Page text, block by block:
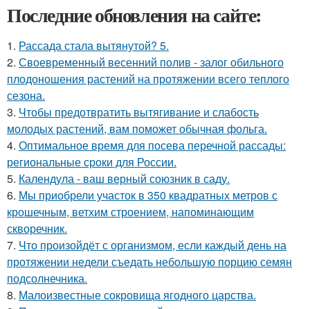
Последние обновления на сайте:
1. Рассада стала вытянутой? 5.
2. Своевременный весенний полив - залог обильного
плодоношения растений на протяжении всего теплого
сезона.
3. Чтобы предотвратить вытягивание и слабость
молодых растений, вам поможет обычная фольга.
4. Оптимальное время для посева перечной рассады:
региональные сроки для России.
5. Календула - ваш верный союзник в саду.
6. Мы приобрели участок в 350 квадратных метров с
крошечным, ветхим строением, напоминающим
скворечник.
7. Что произойдёт с организмом, если каждый день на
протяжении недели съедать небольшую порцию семян
подсолнечника.
8. Малоизвестные сокровища ягодного царства.